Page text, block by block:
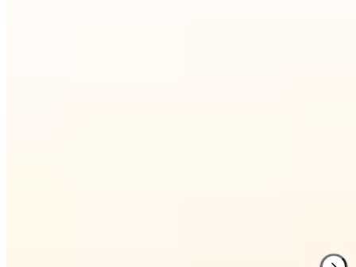
XIXᵉ siècle. Le Spa Potager déploie ses soins sensoriels Maison